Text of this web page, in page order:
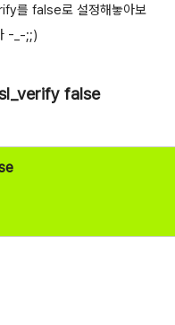
를 false로 설정해놓아보
-_-;;)
false